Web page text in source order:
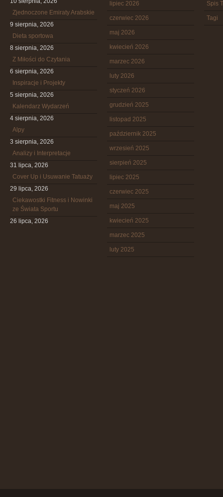
Zjednoczone Emiraty Arabskie
9 sierpnia, 2026
Dieta sportowa
8 sierpnia, 2026
Z Miłości do Czytania
6 sierpnia, 2026
Inspiracje i Projekty
5 sierpnia, 2026
Kalendarz Wydarzeń
4 sierpnia, 2026
Alpy
3 sierpnia, 2026
Analizy i Interpretacje
31 lipca, 2026
Cover Up i Usuwanie Tatuaży
29 lipca, 2026
Ciekawostki Fitness i Nowinki
ze Świata Sportu
26 lipca, 2026
lipiec 2026
czerwiec 2026
maj 2026
kwiecień 2026
marzec 2026
luty 2026
styczeń 2026
grudzień 2025
listopad 2025
październik 2025
wrzesień 2025
sierpień 2025
lipiec 2025
czerwiec 2025
maj 2025
kwiecień 2025
marzec 2025
luty 2025
Spis
Tagi